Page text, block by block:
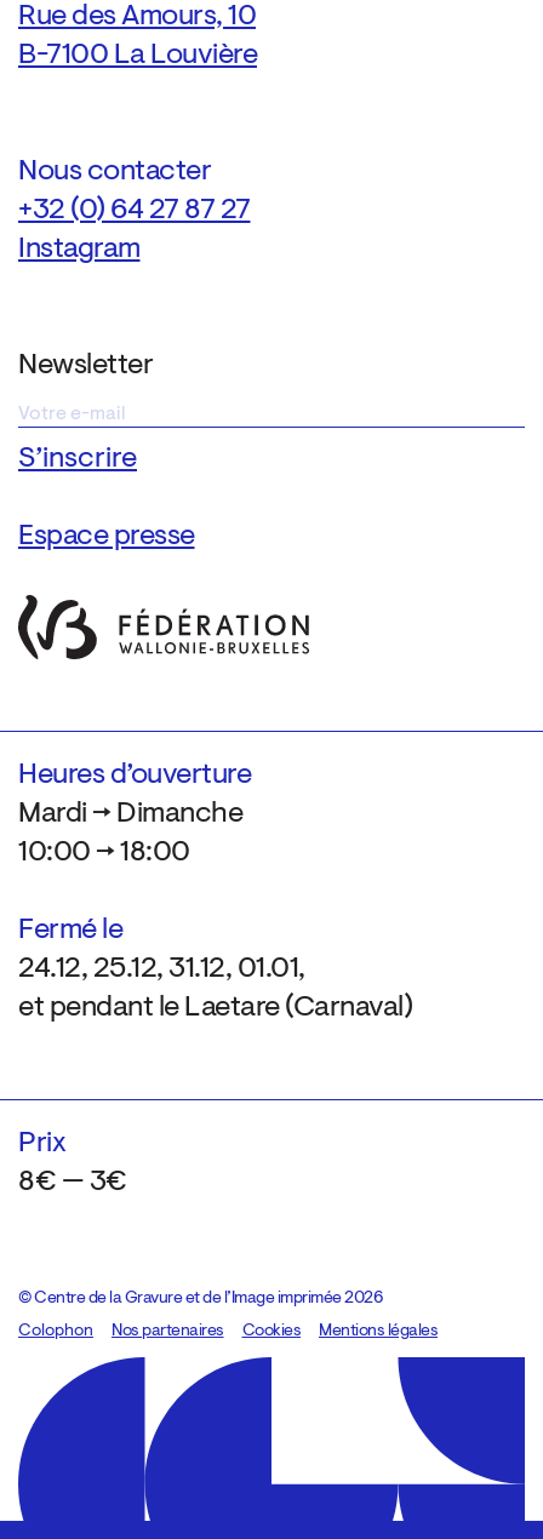
Rue des Amours, 10
B-7100 La Louvière
Nous contacter
+32 (0) 64 27 87 27
Instagram
Newsletter
Espace presse
Heures d’ouverture
Mardi → Dimanche
10:00 → 18:00
Fermé le
24.12, 25.12, 31.12, 01.01,
et pendant le Laetare (Carnaval)
Prix
8€ — 3€
© Centre de la Gravure et de l’Image imprimée 2026
Colophon
Design:Marcel Kaczmarek, code:8080.studio
Nos partenaires Cookies Mentions légales